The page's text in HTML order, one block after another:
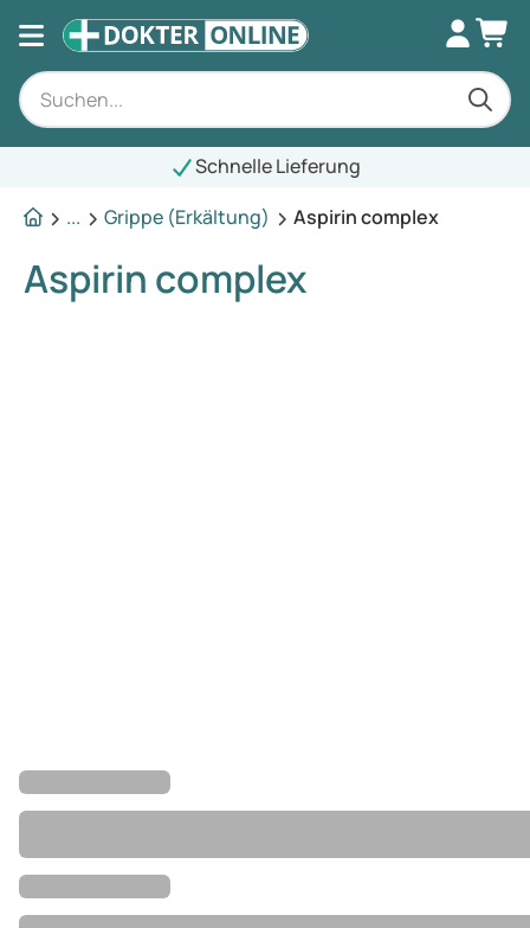
Schnelle Lieferung
...
Grippe (Erkältung) Aspirin complex
Aspirin complex